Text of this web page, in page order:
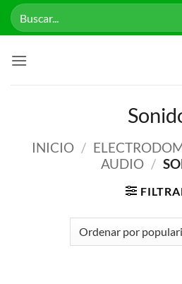
Saltar
Buscar
por:
INICIO /
AUDIO /